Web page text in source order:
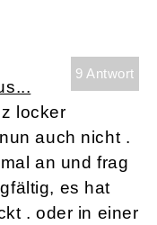
9 Antwort
locker
auch nicht .
an und frag
es hat
. oder in einer